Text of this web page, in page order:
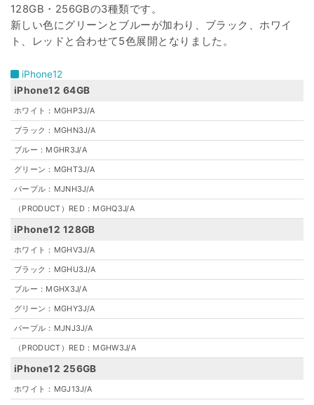
128GB・256GBの3種類です。
新しい色にグリーンとブルーが加わり、ブラック、ホワイ
ト、レッドと合わせて5色展開となりました。
iPhone12
iPhone12 64GB
ホワイト：MGHP3J/A
ブラック：MGHN3J/A
ブルー：MGHR3J/A
グリーン：MGHT3J/A
パープル：MJNH3J/A
（PRODUCT）RED：MGHQ3J/A
iPhone12 128GB
ホワイト：MGHV3J/A
ブラック：MGHU3J/A
ブルー：MGHX3J/A
グリーン：MGHY3J/A
パープル：MJNJ3J/A
（PRODUCT）RED：MGHW3J/A
iPhone12 256GB
ホワイト：MGJ13J/A